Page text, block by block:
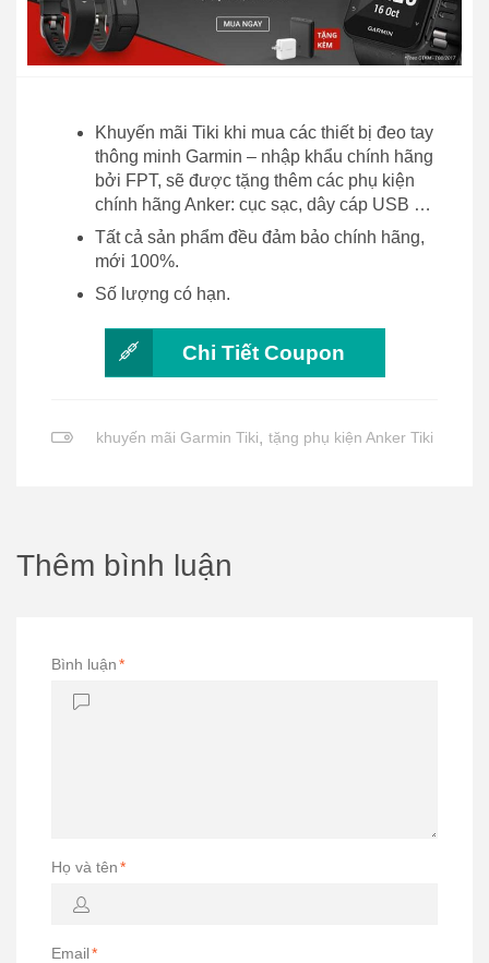
Khuyến mãi Tiki khi mua các thiết bị đeo tay
thông minh Garmin – nhập khẩu chính hãng
bởi FPT, sẽ được tặng thêm các phụ kiện
chính hãng Anker: cục sạc, dây cáp USB …
Tất cả sản phẩm đều đảm bảo chính hãng,
mới 100%.
Số lượng có hạn.
Chi Tiết Coupon
khuyến mãi Garmin Tiki, tặng phụ kiện Anker Tiki
Thêm bình luận
Bình luận*
Họ và tên*
Email*